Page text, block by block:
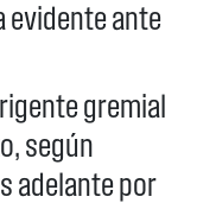
evidente ante
gremial
según
adelante por